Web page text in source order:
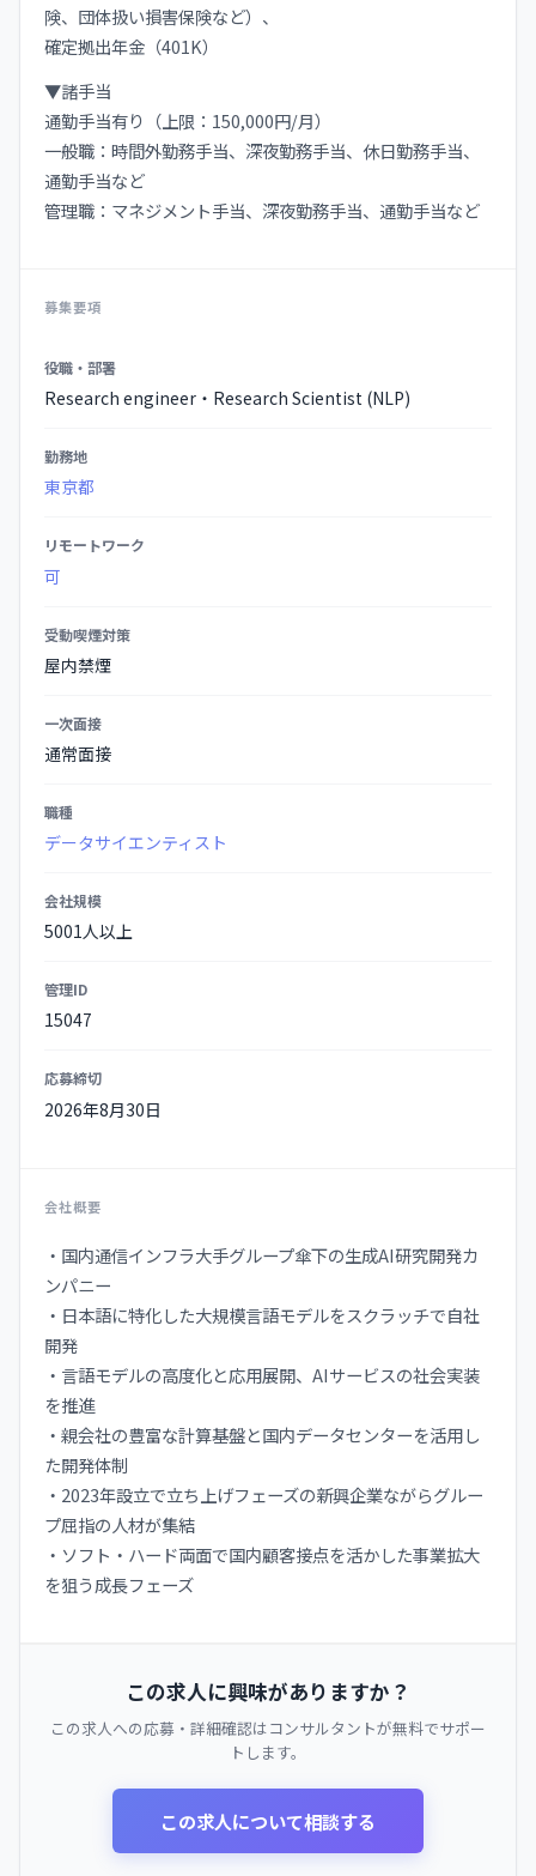
険、団体扱い損害保険など）、
確定拠出年金（401K）
▼諸手当
通勤手当有り（上限：150,000円/月）
一般職：時間外勤務手当、深夜勤務手当、休日勤務手当、
通勤手当など
管理職：マネジメント手当、深夜勤務手当、通勤手当など
募集要項
集
要
詳
役職・部署
Research engineer・Research Scientist (NLP)
勤務地
東京都
リモートワーク
可
受動喫煙対策
屋内禁煙
一次面接
通常面接
職種
データサイエンティスト
会社規模
5001人以上
管理ID
15047
応募締切
2026年8月30日
会社概要
・国内通信インフラ大手グループ傘下の生成AI研究開発カ
ンパニー
・日本語に特化した大規模言語モデルをスクラッチで自社
開発
・言語モデルの高度化と応用展開、AIサービスの社会実装
を推進
・親会社の豊富な計算基盤と国内データセンターを活用し
た開発体制
・2023年設立で立ち上げフェーズの新興企業ながらグルー
プ屈指の人材が集結
・ソフト・ハード両面で国内顧客接点を活かした事業拡大
を狙う成長フェーズ
この求人に興味がありますか？
この求人への応募・詳細確認はコンサルタントが無料でサポー
トします。
この求人について相談する